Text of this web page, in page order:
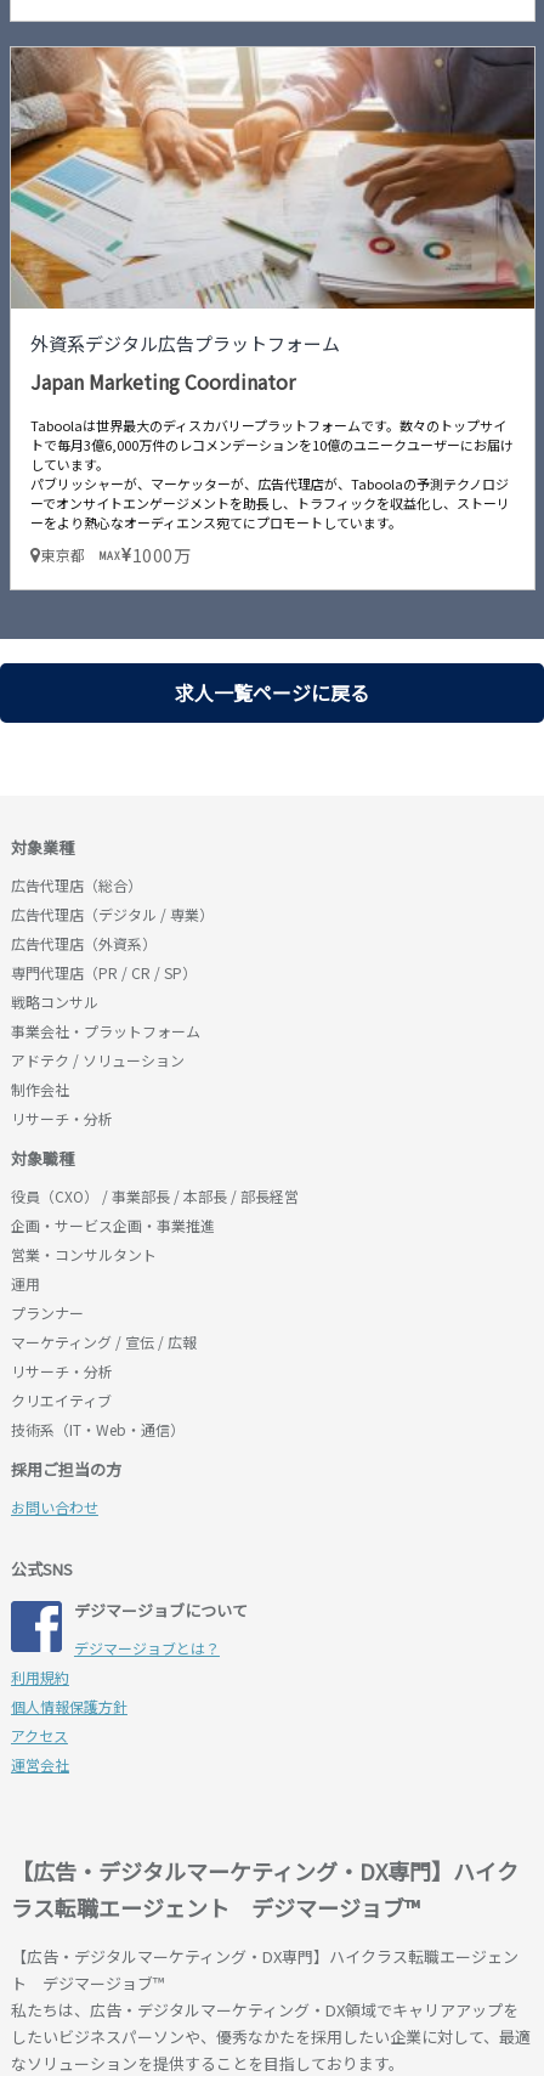
外資系デジタル広告プラットフォーム
Japan Marketing Coordinator
Taboolaは世界最大のディスカバリープラットフォームです。数々のトップサイ
トで毎月3億6,000万件のレコメンデーションを10億のユニークユーザーにお届け
しています。
パブリッシャーが、マーケッターが、広告代理店が、Taboolaの予測テクノロジ
ーでオンサイトエンゲージメントを助長し、トラフィックを収益化し、ストーリ
ーをより熱心なオーディエンス宛てにプロモートしています。
東京都 MAX 1000万
求人一覧ページに戻る
対象業種
広告代理店（総合）
広告代理店（デジタル / 専業）
広告代理店（外資系）
専門代理店（PR / CR / SP）
戦略コンサル
事業会社・プラットフォーム
アドテク / ソリューション
制作会社
リサーチ・分析
対象職種
役員（CXO） / 事業部長 / 本部長 / 部長経営
企画・サービス企画・事業推進
営業・コンサルタント
運用
プランナー
マーケティング / 宣伝 / 広報
リサーチ・分析
クリエイティブ
技術系（IT・Web・通信）
採用ご担当の方
お問い合わせ
公式SNS
デジマージョブについて
デジマージョブとは？
利用規約
個人情報保護方針
アクセス
運営会社
【広告・デジタルマーケティング・DX専門】ハイク
ラス転職エージェント デジマージョブ™
【広告・デジタルマーケティング・DX専門】ハイクラス転職エージェン
ト デジマージョブ™
私たちは、広告・デジタルマーケティング・DX領域でキャリアアップを
したいビジネスパーソンや、優秀なかたを採用したい企業に対して、最適
なソリューションを提供することを目指しております。